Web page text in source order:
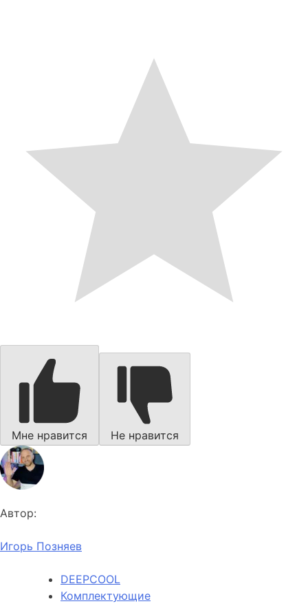
Мне нравится Не нравится
Автор:
Игорь Позняев
DEEPCOOL
Комплектующие